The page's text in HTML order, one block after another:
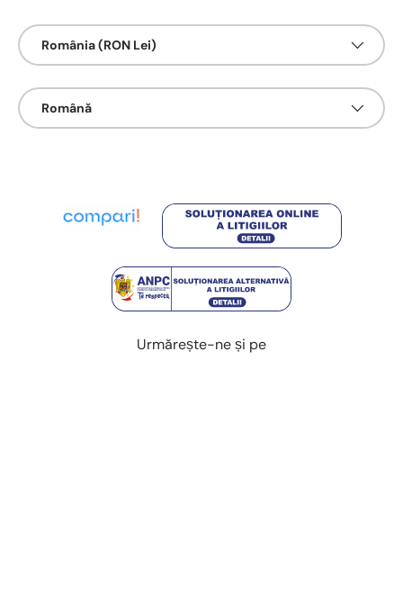
Țarǎ/Regiune
România (RON Lei)
Limbā
Română
Urmărește-ne și pe